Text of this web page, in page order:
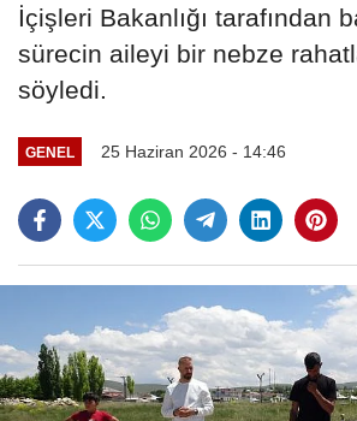
İçişleri Bakanlığı tarafından
sürecin aileyi bir nebze
söyledi.
GENEL 25 Haziran 2026 - 14:46